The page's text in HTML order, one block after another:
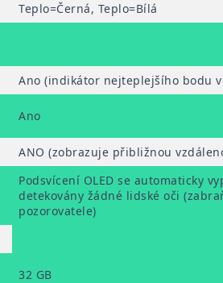
Teplo=Černá, Teplo=Bílá
Ano (indikátor nejteplejšího bodu
Ano
ANO (zobrazuje přibližnou
Podsvícení OLED se automaticky
detekovány žádné lidské oči
pozorovatele)
32 GB